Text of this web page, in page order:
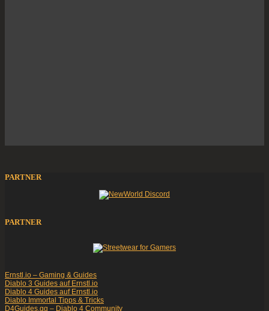
PARTNER
PARTNER
Ernstl.io – Gaming & Guides
Diablo 3 Guides auf Ernstl.io
Diablo 4 Guides auf Ernstl.io
Diablo Immortal Tipps & Tricks
D4Guides.gg – Diablo 4 Community